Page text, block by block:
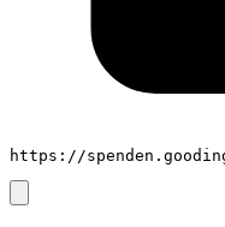
https://